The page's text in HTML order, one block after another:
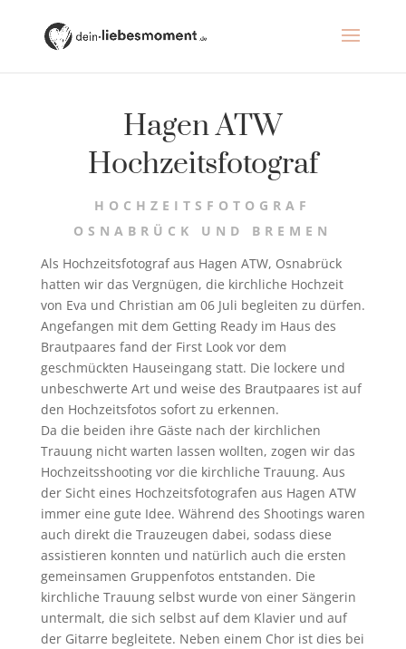
Hagen ATW
Hochzeitsfotograf
HOCHZEITSFOTOGRAF
OSNABRÜCK UND BREMEN
Als Hochzeitsfotograf aus Hagen ATW, Osnabrück
hatten wir das Vergnügen, die kirchliche Hochzeit
von Eva und Christian am 06 Juli begleiten zu dürfen.
Angefangen mit dem Getting Ready im Haus des
Brautpaares fand der First Look vor dem
geschmückten Hauseingang statt. Die lockere und
unbeschwerte Art und weise des Brautpaares ist auf
den Hochzeitsfotos sofort zu erkennen.
Da die beiden ihre Gäste nach der kirchlichen
Trauung nicht warten lassen wollten, zogen wir das
Hochzeitsshooting vor die kirchliche Trauung. Aus
der Sicht eines Hochzeitsfotografen aus Hagen ATW
immer eine gute Idee. Während des Shootings waren
auch direkt die Trauzeugen dabei, sodass diese
assistieren konnten und natürlich auch die ersten
gemeinsamen Gruppenfotos entstanden. Die
kirchliche Trauung selbst wurde von einer Sängerin
untermalt, die sich selbst auf dem Klavier und auf
der Gitarre begleitete. Neben einem Chor ist dies bei